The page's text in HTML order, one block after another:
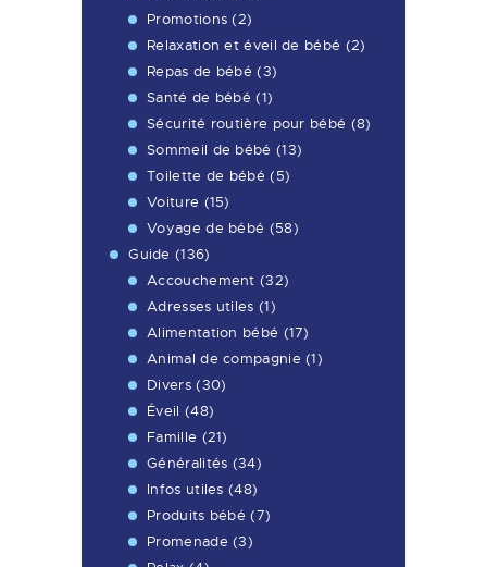
Promotions (2)
Relaxation et éveil de bébé (2)
Repas de bébé (3)
Santé de bébé (1)
Sécurité routière pour bébé (8)
Sommeil de bébé (13)
Toilette de bébé (5)
Voiture (15)
Voyage de bébé (58)
Guide (136)
Accouchement (32)
Adresses utiles (1)
Alimentation bébé (17)
Animal de compagnie (1)
Divers(30)
Éveil (48)
Famille (21)
Généralités (34)
Infos utiles (48)
Produits bébé (7)
Promenade (3)